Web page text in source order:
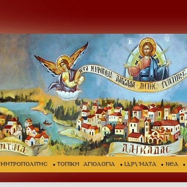
ΜΗΤΡΟΠΟΛΙΤΗΣ ΤΟΠΙΚΗ ΑΓΙΟΛΟΓΙΑ ΙΔΡΥΜΑΤΑ ΝΕΑ